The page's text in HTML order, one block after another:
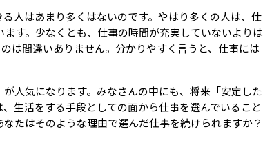
人はあまり多くはないのです。やはり多くの人は、仕
す。少なくとも、仕事の時間が充実していないよりは
は間違いありません。分かりやすく言うと、仕事には
人気になります。みなさんの中にも、将来「安定した
生活をする手段としての面から仕事を選んでいること
たはそのような理由で選んだ仕事を続けられますか？